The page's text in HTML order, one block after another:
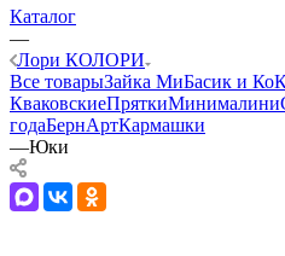
Каталог
—
Лори КОЛОРИ
Все товарыЗайка МиБасик и Ко
КваковскиеПряткиМинималини
годаБернАртКармашки
—Юки